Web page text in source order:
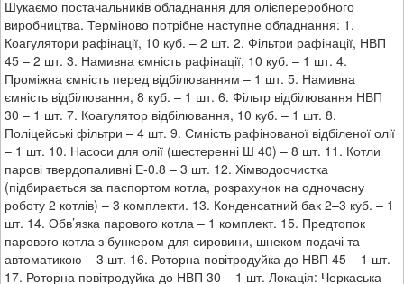
Шукаємо постачальників обладнання для олієпереробного
виробництва. Терміново потрібне наступне обладнання: 1.
Коагулятори рафінації, 10 куб. – 2 шт. 2. Фільтри рафінації, НВП
45 – 2 шт. 3. Намивна ємність рафінації, 10 куб. – 1 шт. 4.
Проміжна ємність перед відбілюванням – 1 шт. 5. Намивна
ємність відбілювання, 8 куб. – 1 шт. 6. Фільтр відбілювання НВП
30 – 1 шт. 7. Коагулятор відбілювання, 10 куб. – 1 шт. 8.
Поліцейські фільтри – 4 шт. 9. Ємність рафінованої відбіленої олії
– 1 шт. 10. Насоси для олії (шестеренні Ш 40) – 8 шт. 11. Котли
парові твердопаливні Е-0.8 – 3 шт. 12. Хімводоочистка
(підбирається за паспортом котла, розрахунок на одночасну
роботу 2 котлів) – 3 комплекти. 13. Конденсатний бак 2–3 куб. – 1
шт. 14. Обв’язка парового котла – 1 комплект. 15. Предтопок
парового котла з бункером для сировини, шнеком подачі та
автоматикою – 3 шт. 16. Роторна повітродуйка до НВП 45 – 1 шт.
17. Роторна повітродуйка до НВП 30 – 1 шт. Локація: Черкаська